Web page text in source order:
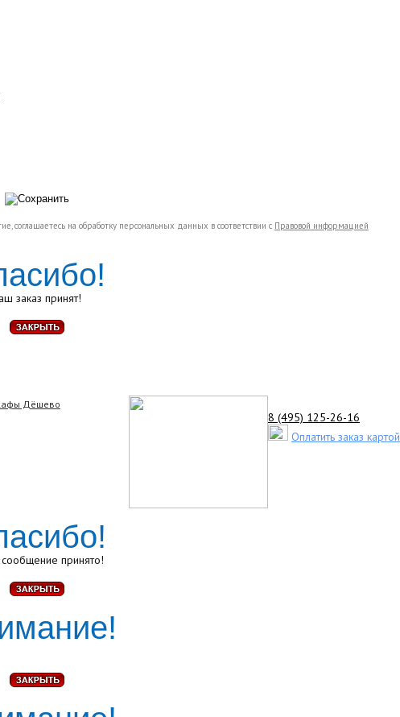
соглашаетесь на обработку персональных данных в соответствии с Правовой информацией
заказ принят!
Дёшево
8 (495) 125-26-16
Оплатить заказ картой
принято!